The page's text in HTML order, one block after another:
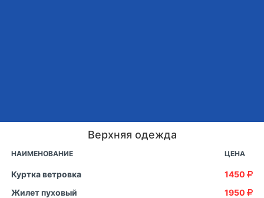
Верхняя одежда
НАИМЕНОВАНИЕ ЦЕНА
Куртка ветровка
1450
Жилет пуховый
1950